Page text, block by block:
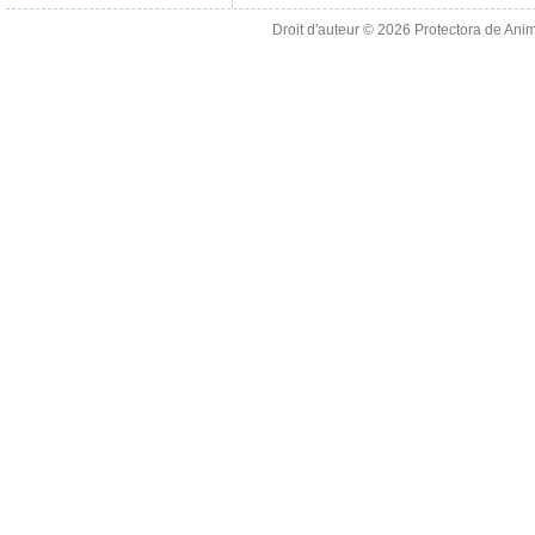
Droit d'auteur © 2026 Protectora de